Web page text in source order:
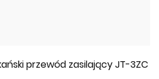
przewód zasilający JT-3ZC